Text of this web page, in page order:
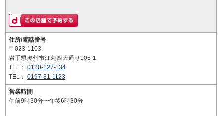
住所/電話番号
〒023-1103
岩手県奥州市江刺西大通り105-1
TEL： 0120-127-134
TEL： 0197-31-1123
営業時間
午前9時30分〜午後6時30分